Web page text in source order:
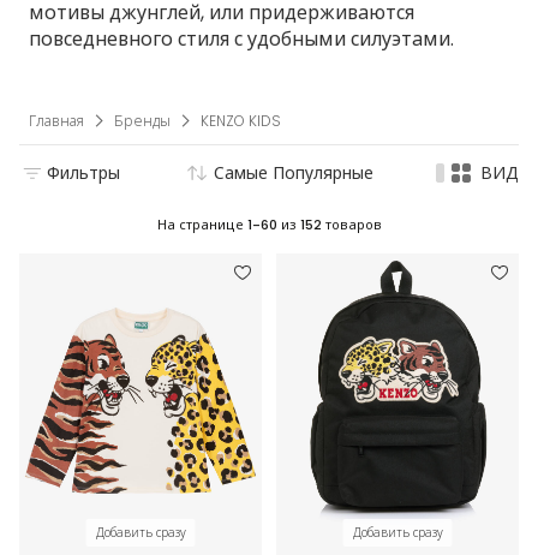
мотивы джунглей, или придерживаются
повседневного стиля с удобными силуэтами.
Главная Бренды KENZO KIDS
Фильтры Самые Популярные ВИД
На странице 1-60 из 152 товаров
Добавить сразу Добавить сразу